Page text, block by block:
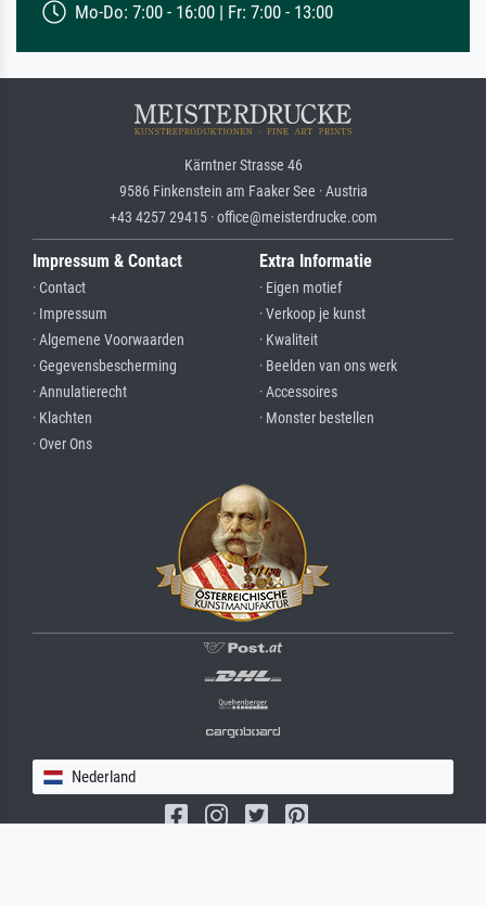
Mo-Do: 7:00 - 16:00 | Fr: 7:00 - 13:00
Kärntner Strasse 46
9586 Finkenstein am Faaker See · Austria
+43 4257 29415 · office@meisterdrucke.com
Impressum & Contact
· Contact
· Impressum
· Algemene Voorwaarden
· Gegevensbescherming
· Annulatierecht
· Klachten
· Over Ons
Extra Informatie
· Eigen motief
· Verkoop je kunst
· Kwaliteit
· Beelden van ons werk
· Accessoires
· Monster bestellen
Nederland